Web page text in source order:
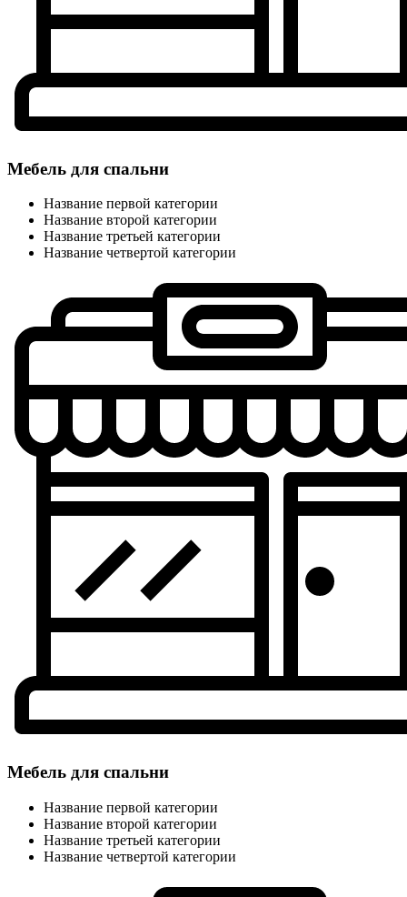
Мебель для спальни
Название первой категории
Название второй категории
Название третьей категории
Название четвертой категории
Мебель для спальни
Название первой категории
Название второй категории
Название третьей категории
Название четвертой категории